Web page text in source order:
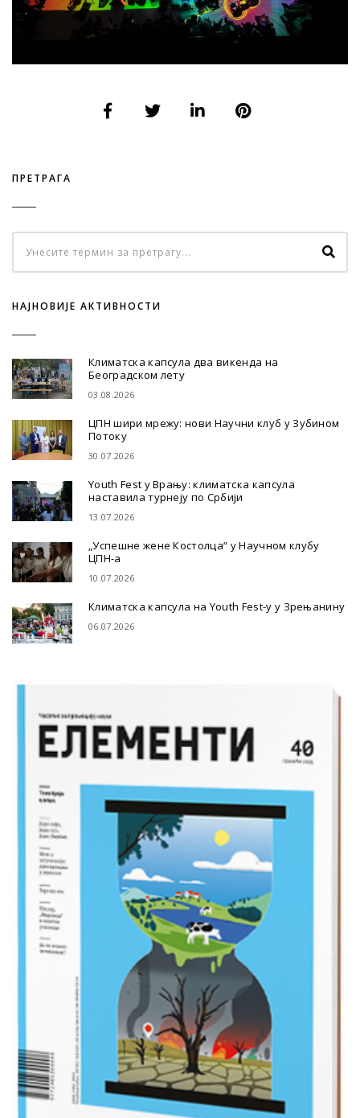
ПРЕТРАГА
НАЈНОВИЈЕ АКТИВНОСТИ
Климатска капсула два викенда на
Београдском лету
03.08.2026
ЦПН шири мрежу: нови Научни клуб у Зубином
Потоку
30.07.2026
Youth Fest у Врању: климатска капсула
наставила турнеју по Србији
13.07.2026
„Успешне жене Костолца“ у Научном клубу
ЦПН-а
10.07.2026
Климатска капсула на Youth Fest-у у Зрењанину
06.07.2026